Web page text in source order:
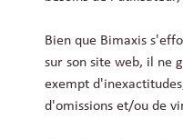
Bien que Bimaxis
sur son site web, il ne
exempt
d'omissions et/ou de